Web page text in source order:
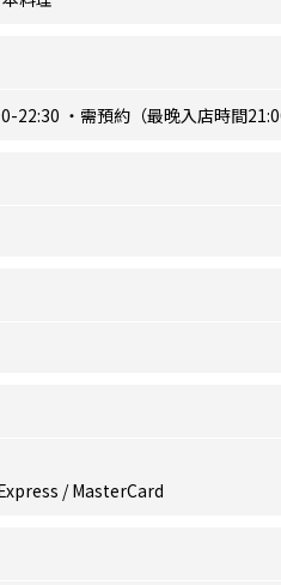
22:30 ・需預約（最晚入店時間
/ MasterCard